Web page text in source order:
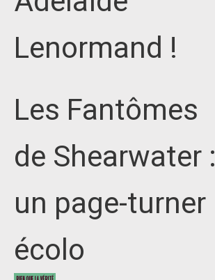
Lenormand !
Les Fantômes
de Shearwater :
un page-turner
écolo